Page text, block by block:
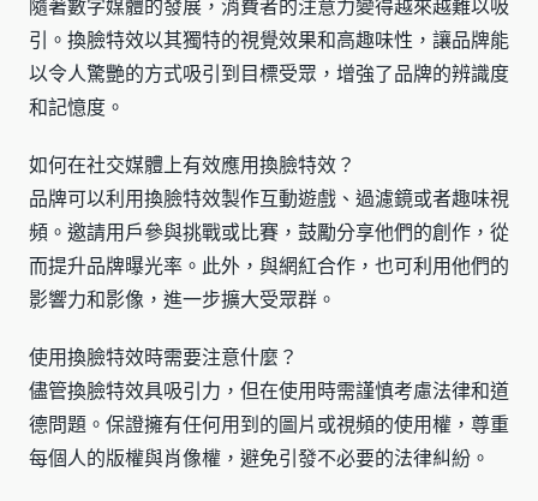
隨著數字媒體的發展，消費者的注意力變得越來越難以吸
引。換臉特效以其獨特的視覺效果和高趣味性，讓品牌能
以令人驚艷的方式吸引到目標受眾，增強了品牌的辨識度
和記憶度。
如何在社交媒體上有效應用換臉特效？
品牌可以利用換臉特效製作互動遊戲、過濾鏡或者趣味視
頻。邀請用戶參與挑戰或比賽，鼓勵分享他們的創作，從
而提升品牌曝光率。此外，與網紅合作，也可利用他們的
影響力和影像，進一步擴大受眾群。
使用換臉特效時需要注意什麼？
儘管換臉特效具吸引力，但在使用時需謹慎考慮法律和道
德問題。保證擁有任何用到的圖片或視頻的使用權，尊重
每個人的版權與肖像權，避免引發不必要的法律糾紛。